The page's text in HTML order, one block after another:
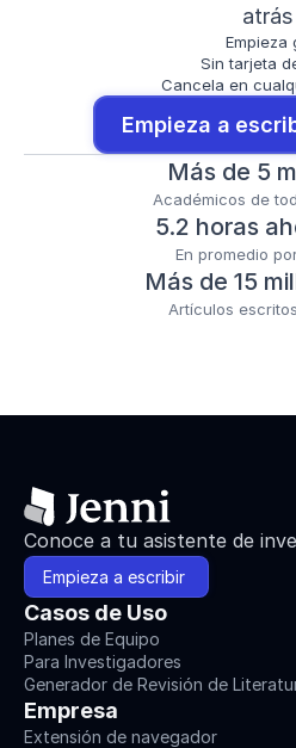
atrás
Empieza
Sin tarjeta
Cancela en
Empieza a
Más de 5
Académicos de
5.2 horas
En promedio
Más de 15
Artículos
Conoce a tu asistente de
Empieza a escribir
Casos de Uso
Planes de Equipo
Para Investigadores
Generador de Revisión de
Empresa
Extensión de navegador